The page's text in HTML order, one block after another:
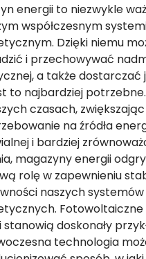
energii to niezwykle
współczesnym
Dzięki niemu
i przechowywać
a także dostarczać
to najbardziej
czasach, zwiększając
na źródła
i bardziej
magazyny energii
rolę w zapewnieniu
naszych systemów
stanowią doskonały
technologia